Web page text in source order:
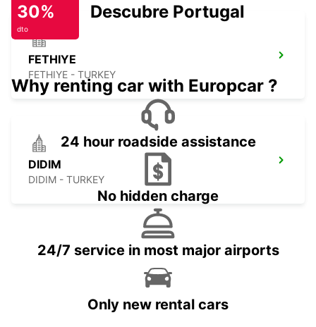
FETHIYE
FETHIYE - TURKEY
DIDIM
DIDIM - TURKEY
30%
dto
Descubre Portugal
Why renting car with Europcar ?
24 hour roadside assistance
No hidden charge
24/7 service in most major airports
Only new rental cars